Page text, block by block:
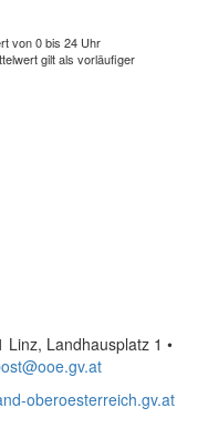
von 0 bis 24 Uhr
gilt als vorläufiger
Linz, Landhausplatz 1 •
oberoesterreich.gv.at